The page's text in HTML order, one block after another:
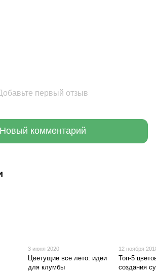
первый отзыв
Новый комментарий
3 июня 2020
Цветущие все лето: идеи
для клумбы
12 ноября
Топ-5
создания